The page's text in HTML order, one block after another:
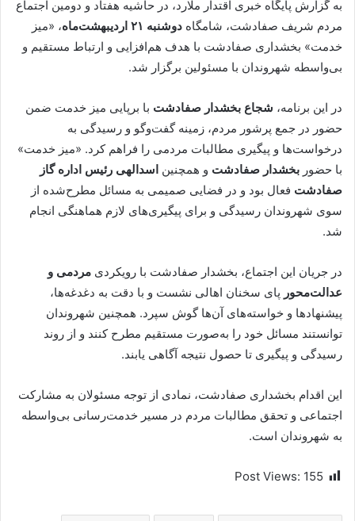
به گزارش پایگاه خبری اقتدار ملارد، در حاشیه هفتاد و دومین اجتماع
مردم شریف صفادشت، شامگاه دوشنبه ۲۱ اردیبهشت‌ماه
، «میز
خدمت» بخشداری صفادشت با هدف هم‌افزایی و ارتباط مستقیم و
بی‌واسطه شهروندان با مسئولین برگزار شد.
در این برنامه، شجاع بخشدار صفادشت با برپایی میز خدمت ضمن
حضور در جمع پرشور مردم، زمینه گفت‌وگو و رسیدگی به
درخواست‌ها و پیگیری مطالبات مردمی را فراهم کرد. «میز خدمت»
با حضور بخشدار صفادشت و همچنین اسدالهی رئیس اداره گاز
صفادشت فعال بود و در فضایی صمیمی به مسائل مطرح‌شده از
سوی شهروندان رسیدگی و برای پیگیری‌های لازم هماهنگی انجام
شد.
در جریان این اجتماع، بخشدار صفادشت با رویکردی مردمی و
عدالت‌محور پای سخنان اهالی نشست و با دقت به دغدغه‌ها،
پیشنهادها و خواسته‌های آن‌ها گوش سپرد. همچنین شهروندان
توانستند مسائل خود را به‌صورت مستقیم مطرح کنند و از روند
رسیدگی و پیگیری تا حصول نتیجه آگاهی یابند.
این اقدام بخشداری صفادشت، نمادی از توجه مسئولان به مشارکت
اجتماعی و تحقق مطالبات مردم در مسیر خدمت‌رسانی بی‌واسطه
به شهروندان است.
Post Views: 155